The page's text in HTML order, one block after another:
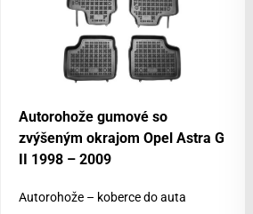
Autorohože gumové so
zvýšeným okrajom Opel Astra G
II 1998 – 2009
Autorohože – koberce do auta